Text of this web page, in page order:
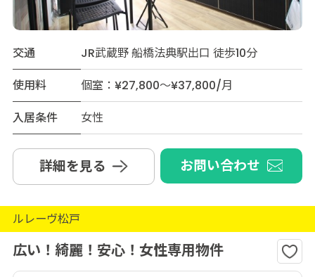
交通
JR武蔵野 船橋法典駅出口 徒歩10分
使用料
個室：¥27,800～¥37,800/月
入居条件
女性
詳細を見る お問い合わせ
ルレーヴ松戸
広い！綺麗！安心！女性専用物件